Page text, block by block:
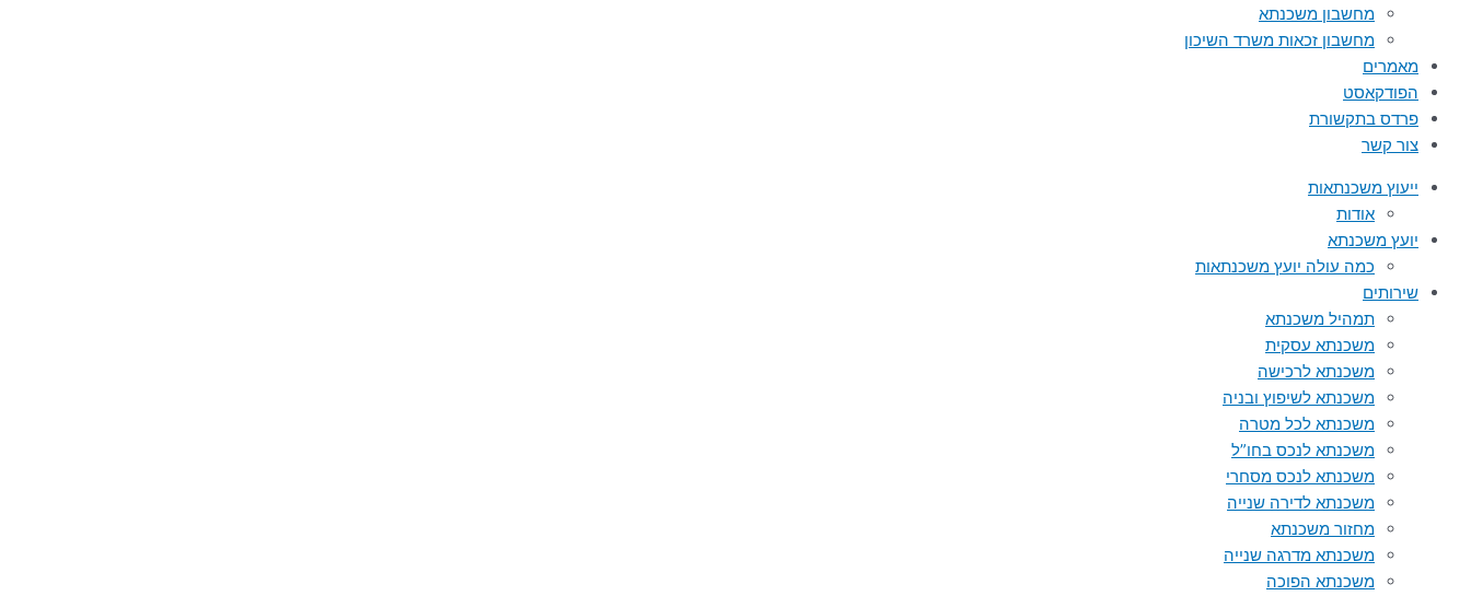
מחשבון משכנתא
מחשבון זכאות משרד השיכון
מאמרים
הפודקאסט
פרדס בתקשורת
צור קשר
ייעוץ משכנתאות
אודות
יועץ משכנתא
כמה עולה יועץ משכנתאות
שירותים
תמהיל משכנתא
משכנתא עסקית
משכנתא לרכישה
משכנתא לשיפוץ ובניה
משכנתא לכל מטרה
משכנתא לנכס בחו”ל
משכנתא לנכס מסחרי
משכנתא לדירה שנייה
מחזור משכנתא
משכנתא מדרגה שנייה
משכנתא הפוכה